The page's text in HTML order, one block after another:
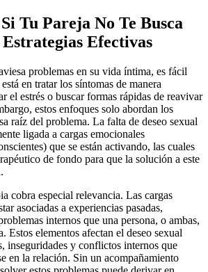
Tu Pareja No Te Busca
Efectivas
problemas en su vida íntima, es fácil
en tratar los síntomas de manera
el estrés o buscar formas rápidas de reavivar
estos enfoques solo abordan los
raíz del problema. La falta de deseo sexual
ligada a cargas emocionales
que se están activando, las cuales
de fondo para que la solución a este
cobra especial relevancia. Las cargas
asociadas a experiencias pasadas,
internos que una persona, o ambas,
Estos elementos afectan el deseo sexual
inseguridades y conflictos internos que
en la relación. Sin un acompañamiento